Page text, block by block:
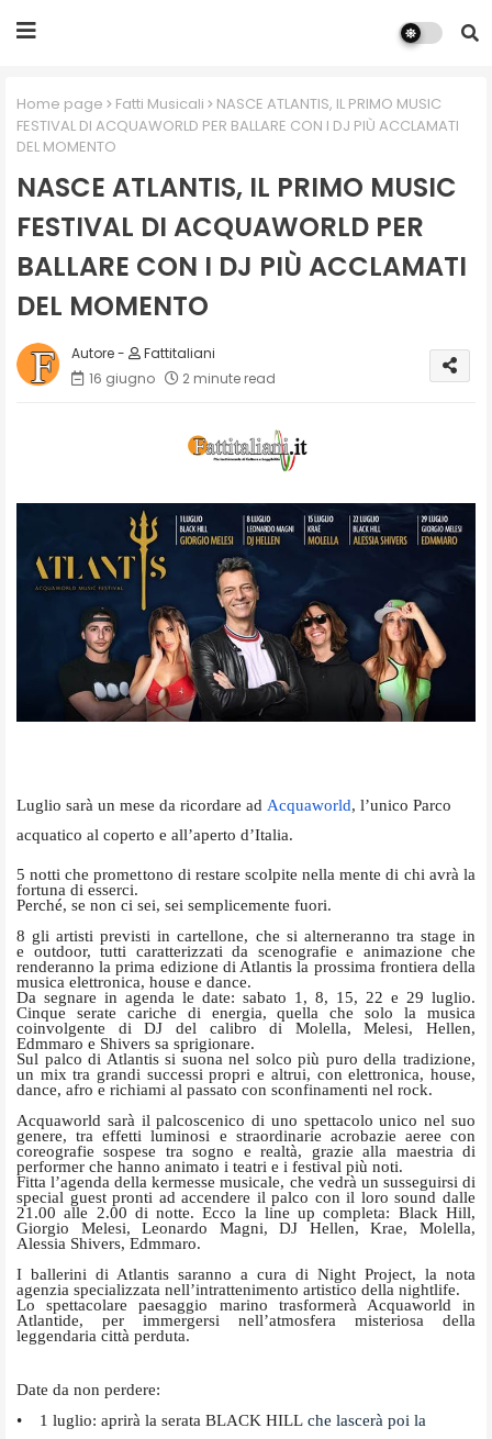
Home page Fatti Musicali
NASCE ATLANTIS, IL PRIMO MUSIC
FESTIVAL DI ACQUAWORLD PER BALLARE CON I DJ PIÙ ACCLAMATI
DEL MOMENTO
NASCE ATLANTIS, IL PRIMO MUSIC
FESTIVAL DI ACQUAWORLD PER
BALLARE CON I DJ PIÙ ACCLAMATI
DEL MOMENTO
Fattitaliani
16 giugno
2 minute read
Luglio sarà un mese da ricordare ad Acquaworld, l’unico Parco
acquatico al coperto e all’aperto d’Italia.
5 notti che promettono di restare scolpite nella mente di chi avrà la
fortuna di esserci.
Perché, se non ci sei, sei semplicemente fuori.
8 gli artisti previsti in cartellone, che si alterneranno tra stage in
e outdoor, tutti caratterizzati da scenografie e animazione che
renderanno la prima edizione di Atlantis la prossima frontiera della
musica elettronica, house e dance.
Da segnare in agenda le date: sabato 1, 8, 15, 22 e 29 luglio.
Cinque serate cariche di energia, quella che solo la musica
coinvolgente di DJ del calibro di Molella, Melesi, Hellen,
Edmmaro e Shivers sa sprigionare.
Sul palco di Atlantis si suona nel solco più puro della tradizione,
un mix tra grandi successi propri e altrui, con elettronica, house,
dance, afro e richiami al passato con sconfinamenti nel rock.
Acquaworld sarà il palcoscenico di uno spettacolo unico nel suo
genere, tra effetti luminosi e straordinarie acrobazie aeree con
coreografie sospese tra sogno e realtà, grazie alla maestria di
performer che hanno animato i teatri e i festival più noti.
Fitta l’agenda della kermesse musicale, che vedrà un susseguirsi di
special guest pronti ad accendere il palco con il loro sound dalle
21.00 alle 2.00 di notte. Ecco la line up completa: Black Hill,
Giorgio Melesi, Leonardo Magni, DJ Hellen, Krae, Molella,
Alessia Shivers, Edmmaro.
I ballerini di Atlantis saranno a cura di Night Project, la nota
agenzia specializzata nell’intrattenimento artistico della nightlife.
Lo spettacolare paesaggio marino trasformerà Acquaworld in
Atlantide, per immergersi nell’atmosfera misteriosa della
leggendaria città perduta.
Date da non perdere:
• 1 luglio: aprirà la serata BLACK HILL che lascerà poi la